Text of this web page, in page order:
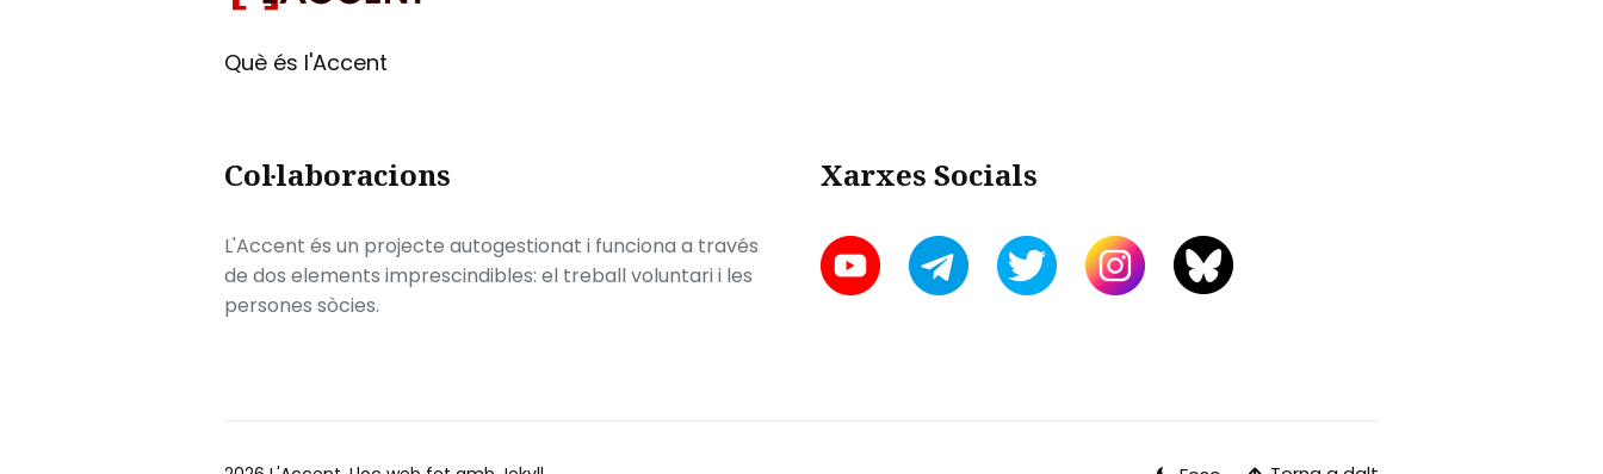
Què és l'Accent
Col·laboracions
L'Accent és un projecte autogestionat i funciona a través
de dos elements imprescindibles: el treball voluntari i les
persones sòcies.
Xarxes Socials